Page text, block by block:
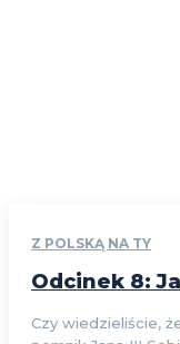
Z POLSKĄ NA TY
Odcinek 8:
Czy wiedzieliście,